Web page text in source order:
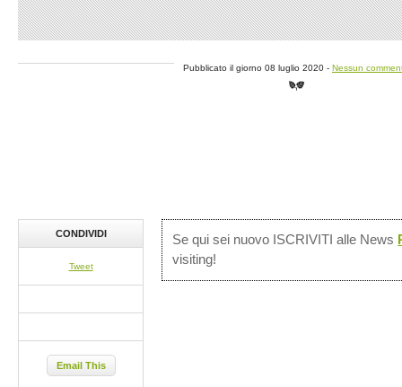
Pubblicato il giorno 08 luglio 2020 - Nessun
Se qui sei nuovo ISCRIVITI alle News
visiting!
CONDIVIDI
Tweet
Email This